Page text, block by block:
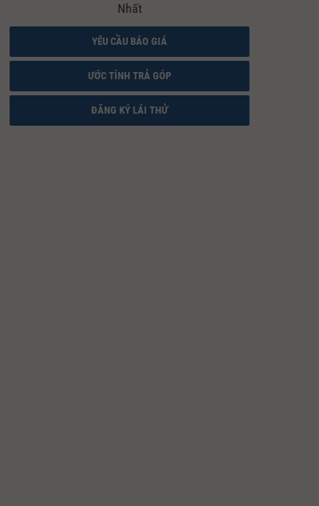
Nhất
YÊU CẦU BÁO GIÁ
ƯỚC TÍNH TRẢ GÓP
ĐĂNG KÝ LÁI THỬ